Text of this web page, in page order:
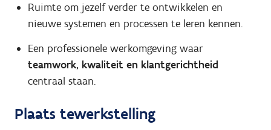
Ruimte om jezelf verder te ontwikkelen en
nieuwe systemen en processen te leren kennen.
Een professionele werkomgeving waar
teamwork, kwaliteit en klantgerichtheid
centraal staan.
Plaats tewerkstelling